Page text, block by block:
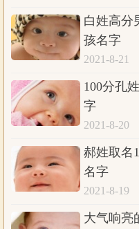
白姓高分
孩名字
2021-8-21
100分孔
字
2021-8-20
郝姓取名
名字
2021-8-19
大气响亮